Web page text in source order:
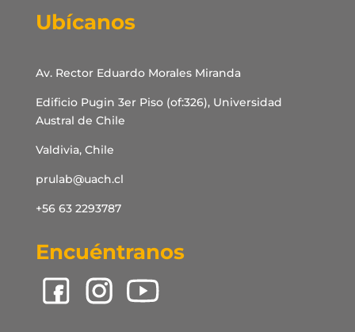
Ubícanos
Av. Rector Eduardo Morales Miranda
Edificio Pugin 3er Piso (of:326), Universidad
Austral de Chile
Valdivia, Chile
prulab@uach.cl
+56 63 2293787
Encuéntranos